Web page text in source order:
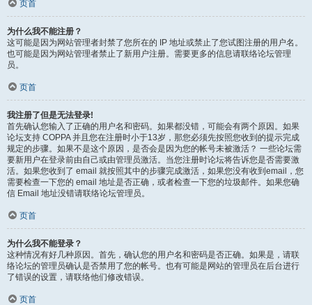
页首
为什么我不能注册？
这可能是因为网站管理者封禁了您所在的 IP 地址或禁止了您试图注册的用户名。
也可能是因为网站管理者禁止了新用户注册。需要更多的信息请联络论坛管理
员。
页首
我注册了但是无法登录!
首先确认您输入了正确的用户名和密码。如果都没错，可能会有两个原因。如果
论坛支持 COPPA 并且您在注册时小于13岁，那您必须先按照您收到的提示完成
规定的步骤。如果不是这个原因，是否会是因为您的帐号未被激活？ 一些论坛需
要新用户在登录前由自己或由管理员激活。当您注册时论坛将告诉您是否需要激
活。如果您收到了 email 就按照其中的步骤完成激活，如果您没有收到email，您
需要检查一下您的 email 地址是否正确，或者检查一下您的垃圾邮件。如果您确
信 Email 地址没错请联络论坛管理员。
页首
为什么我不能登录？
这种情况有好几种原因。首先，确认您的用户名和密码是否正确。如果是，请联
络论坛的管理员确认是否禁用了您的帐号。也有可能是网站的管理员在后台进行
了错误的设置，请联络他们修改错误。
页首